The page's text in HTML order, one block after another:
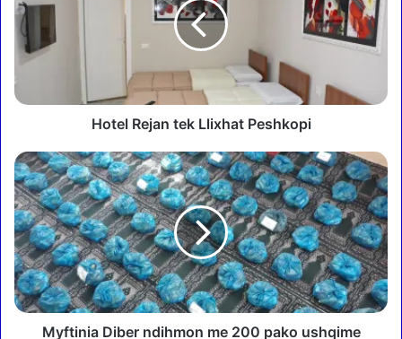
e
e
j
a
e
k
L
l
i
x
h
a
t
Hotel Rejan tek Llixhat Peshkopi
M
y
f
t
i
n
i
a
D
Myftinia Diber ndihmon me 200 pako ushqime